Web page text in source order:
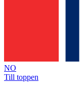
NO
Till toppen